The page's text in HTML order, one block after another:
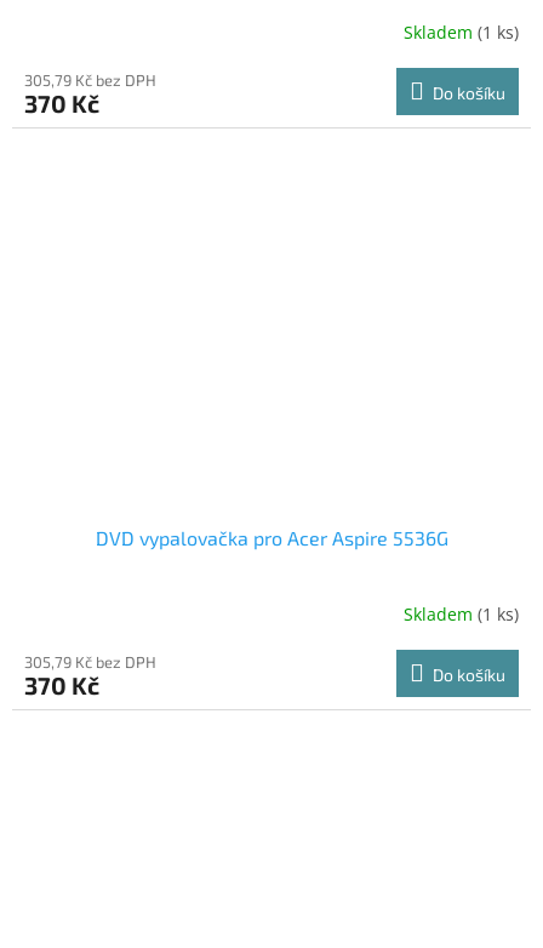
Skladem (1 ks)
305,79 Kč bez DPH
370 Kč Do košíku
DVD vypalovačka pro Acer Aspire 5536G
Skladem (1 ks)
305,79 Kč bez DPH
370 Kč Do košíku